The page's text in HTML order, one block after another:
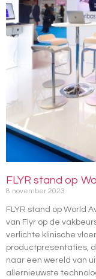
FLYR stand op
8 november 2023
FLYR stand op World
van Flyr op de
verlichte klinische
productpresentaties,
naar een wereld van
allernieuwste